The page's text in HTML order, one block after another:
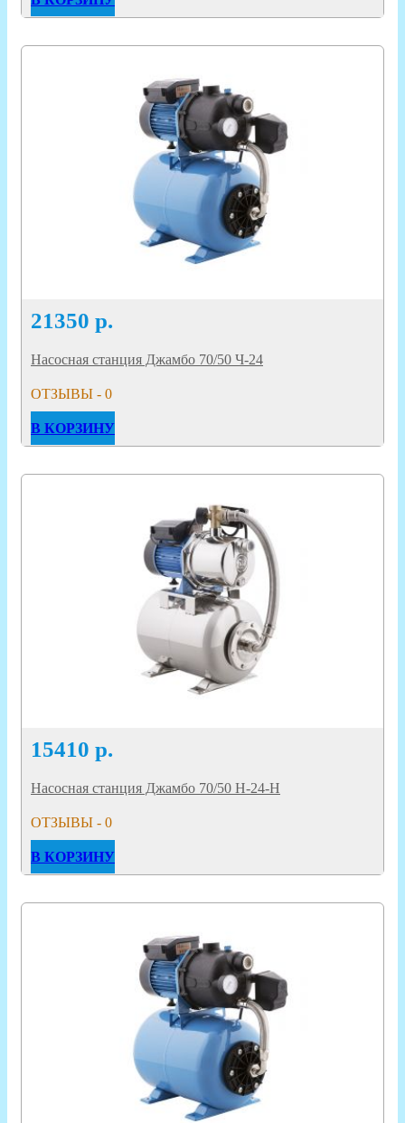
21350 р.
Насосная станция Джамбо 70/50 Ч-24
ОТЗЫВЫ - 0
В КОРЗИНУ
15410 р.
Насосная станция Джамбо 70/50 Н-24-Н
ОТЗЫВЫ - 0
В КОРЗИНУ